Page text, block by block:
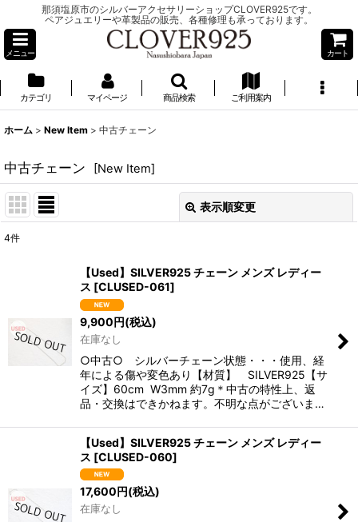
那須塩原市のシルバーアクセサリーショップCLOVER925です。
ペアジュエリーや革製品の販売、各種修理も承っております。
メニュー カート
カテゴリ マイページ 商品検索 ご利用案内
ホーム > New Item > 中古チェーン
中古チェーン [New Item]
表示順変更
4件
【Used】SILVER925 チェーン メンズ レディー
ス [CLUSED-061]
9,900円(税込)
在庫なし
○中古○ シルバーチェーン状態・・・使用、経
年による傷や変色あり【材質】 SILVER925【サ
イズ】60cm W3mm 約7g＊中古の特性上、返
品・交換はできかねます。不明な点がございま…
【Used】SILVER925 チェーン メンズ レディー
ス [CLUSED-060]
17,600円(税込)
在庫なし